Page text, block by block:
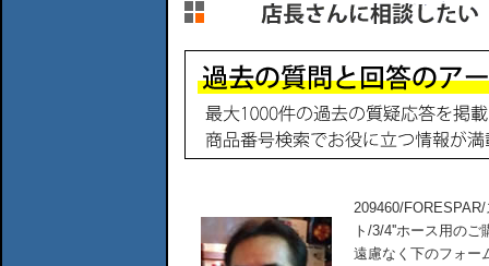
209460/
ト/3/4''ホース用の
遠慮なく下のフォー